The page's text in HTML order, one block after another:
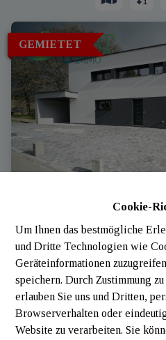
Cookie-
Um Ihnen das bestmögliche
und Dritte Technologien wie
Geräteinformationen
speichern. Durch Zustimmung
erlauben Sie uns und Dritten,
Browserverhalten oder
Website zu verarbeiten. Sie
GEMIETET
Appartement
Wolwelange (Luxembourg) |